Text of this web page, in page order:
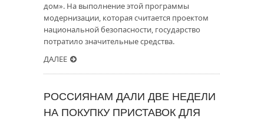
дом». На выполнение этой программы
модернизации, которая считается проектом
национальной безопасности, государство
потратило значительные средства.
ДАЛЕЕ
РОССИЯНАМ ДАЛИ ДВЕ НЕДЕЛИ
НА ПОКУПКУ ПРИСТАВОК ДЛЯ